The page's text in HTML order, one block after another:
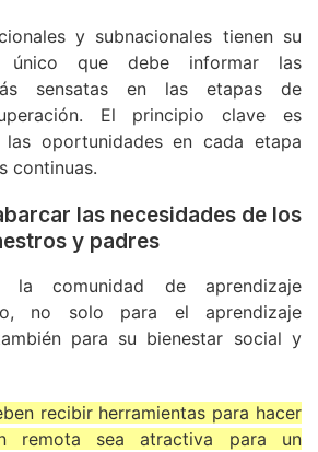
y subnacionales tienen su
único que debe informar las
sensatas en las etapas de
El principio clave es
oportunidades en cada etapa
continuas.
las necesidades de los
y padres
comunidad de aprendizaje
no solo para el aprendizaje
para su bienestar social y
recibir herramientas para hacer
remota sea atractiva para un